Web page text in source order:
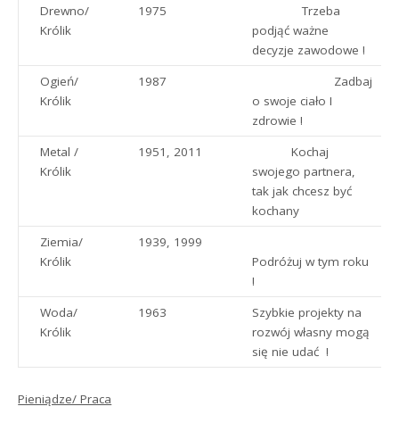
Drewno/
Królik
1975
Trzeba
podjąć ważne
decyzje zawodowe !
Ogień/
Królik
1987
Zadbaj
o swoje ciało I
zdrowie !
Metal /
Królik
1951, 2011
Kochaj
swojego partnera,
tak jak chcesz być
kochany
Ziemia/
Królik
1939, 1999
Podróżuj w tym roku
!
Woda/
Królik
1963
Szybkie projekty na
rozwój własny mogą
się nie udać !
Pieniądze/ Praca